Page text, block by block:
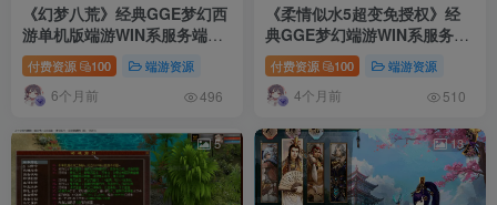
《幻梦八荒》经典GGE梦幻西
游单机版端游WIN系服务端
+PC客户端+网关+全套源码
+详细搭建教程
付费资源 100 端游资源
6个月前 496
《柔情似水5超变免授权》经
典GGE梦幻端游WIN系服务端
+PC客户端+网关+全套源码
+详细搭建教程
付费资源 100 端游资源
4个月前 510
5 13